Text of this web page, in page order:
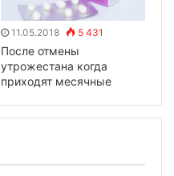
11.05.2018 5 431
После отмены
утрожестана когда
приходят месячные